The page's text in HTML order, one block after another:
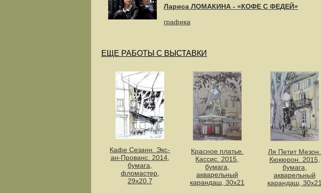
Лариса ЛОМАКИНА - «КОФЕ С ФЕДЕЙ»
графика
ЕЩЕ РАБОТЫ С ВЫСТАВКИ
Кафе Сезанн. Экс-
ан-Прованс. 2014,
бумага,
фломастер,
29х20.7
Красное платье.
Кассис. 2015,
бумага,
акварельный
карандаш, 30х21
Ля Петит Мезон.
Кюкюрон. 2015,
бумага,
акварельный
карандаш, 30х21